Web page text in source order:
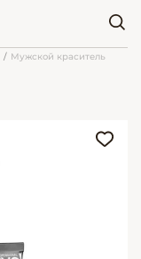
Мужской краситель